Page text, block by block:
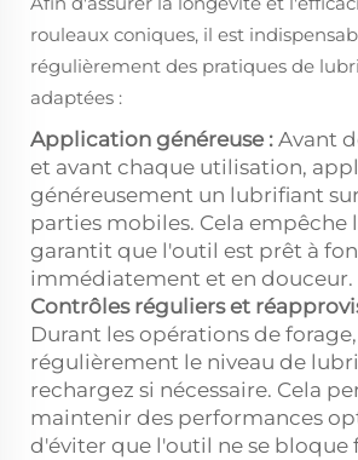
rouleaux coniques, il est
régulièrement des pratiques de
adaptées :
Application généreuse : Avant
et avant chaque utilisation,
généreusement un lubrifiant
parties mobiles. Cela empêche
garantit que l'outil est prêt à
immédiatement et en douceur.
Contrôles réguliers et
Durant les opérations de
régulièrement le niveau de
rechargez si nécessaire. Cela
maintenir des performances
d'éviter que l'outil ne se bloque